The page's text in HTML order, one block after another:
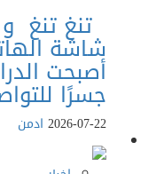
تنغ تنغ و
شاشة
أصبحت
جسرًا
2026-07-22ادمن